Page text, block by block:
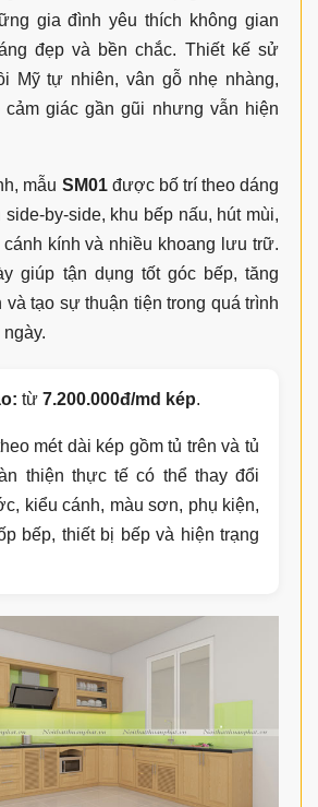
gia đình yêu thích không gian
đẹp và bền chắc. Thiết kế sử
Mỹ tự nhiên, vân gỗ nhẹ nhàng,
giác gần gũi nhưng vẫn hiện
mẫu SM01được bố trí theo dáng
by-side, khu bếp nấu, hút mùi,
kính và nhiều khoang lưu trữ.
giúp tận dụng tốt góc bếp, tăng
và tạo sự thuận tiện trong quá trình
từ 7.200.000đ/md kép.
mét dài kép gồm tủ trên và tủ
thiện thực tế có thể thay đổi
kiểu cánh, màu sơn, phụ kiện,
bếp, thiết bị bếp và hiện trạng